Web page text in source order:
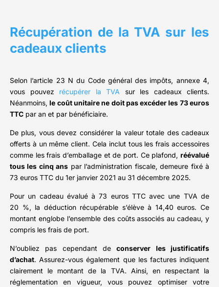
Récupération de la TVA sur les
cadeaux clients
Selon l’article 23 N du Code général des impôts, annexe 4,
vous pouvez récupérer la TVA sur les cadeaux clients.
Néanmoins,le coût unitaire ne doit pas excéder les 73 euros
TTC par an et par bénéficiaire.
De plus, vous devez considérer la valeur totale des cadeaux
offerts à un même client. Cela inclut tous les frais accessoires
comme les frais d’emballage et de port. Ce plafond, réévalué
tous les cinq ans par l’administration fiscale, demeure fixé à
73 euros TTC du 1er janvier 2021 au 31 décembre 2025.
Pour un cadeau évalué à 73 euros TTC avec une TVA de
20 %, la déduction récupérable s’élève à 14,40 euros. Ce
montant englobe l’ensemble des coûts associés au cadeau, y
compris les frais de port.
N’oubliez pas cependant deconserver les justificatifs
d’achat. Assurez-vous également que les factures indiquent
clairement le montant de la TVA. Ainsi, en respectant la
réglementation en vigueur, vous pouvez optimiser votre